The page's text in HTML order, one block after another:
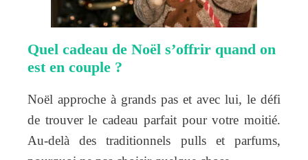
Quel cadeau de Noël s’offrir quand on
est en couple ?
Noël approche à grands pas et avec lui, le défi
de trouver le cadeau parfait pour votre moitié.
Au-delà des traditionnels pulls et parfums,